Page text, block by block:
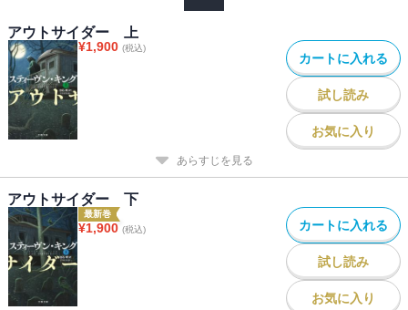
アウトサイダー 上
¥1,900 (税込)
カートに入れる
試し読み
お気に入り
あらすじを見る
アウトサイダー 下
最新巻
¥1,900 (税込) カートに入れる
試し読み
お気に入り